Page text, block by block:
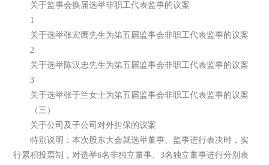
关于监事会换届选举非职工代表监事的议案
1
关于选举张宏鹰先生为第五届监事会非职工代表监事的议案
2
关于选举陈汉忠先生为第五届监事会非职工代表监事的议案
3
关于选举张于兰女士为第五届监事会非职工代表监事的议案
（三）
关于公司及子公司对外担保的议案
特别说明：本次股东大会就选举董事、监事进行表决时，实
行累积投票制，对选举6名非独立董事、3名独立董事进行分别表